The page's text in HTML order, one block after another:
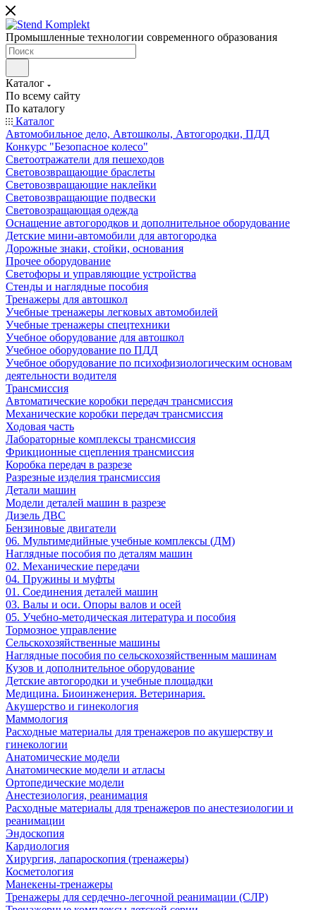
Промышленные технологии современного образования
Каталог
По всему сайту
По каталогу
Каталог
Автомобильное дело, Автошколы, Автогородки, ПДД
Конкурс "Безопасное колесо"
Светоотражатели для пешеходов
Световозвращающие браслеты
Световозвращающие наклейки
Световозвращающие подвески
Световозращающая одежда
Оснащение автогородков и дополнительное оборудование
Детские мини-автомобили для автогородка
Дорожные знаки, стойки, основания
Прочее оборудование
Светофоры и управляющие устройства
Стенды и наглядные пособия
Тренажеры для автошкол
Учебные тренажеры легковых автомобилей
Учебные тренажеры спецтехники
Учебное оборудование для автошкол
Учебное оборудование по ПДД
Учебное оборудование по психофизиологическим основам
деятельности водителя
Трансмиссия
Автоматические коробки передач трансмиссия
Механические коробки передач трансмиссия
Ходовая часть
Лабораторные комплексы трансмиссия
Фрикционные сцепления трансмиссия
Коробка передач в разрезе
Разрезные изделия трансмиссия
Детали машин
Модели деталей машин в разрезе
Дизель ДВС
Бензиновые двигатели
06. Мультимедийные учебные комплексы (ДМ)
Наглядные пособия по деталям машин
02. Механические передачи
04. Пружины и муфты
01. Соединения деталей машин
03. Валы и оси. Опоры валов и осей
05. Учебно-методическая литература и пособия
Тормозное управление
Сельскохозяйственные машины
Наглядные пособия по сельскохозяйственным машинам
Кузов и дополнительное оборудование
Детские автогородки и учебные площадки
Медицина. Биоинженерия. Ветеринария.
Акушерство и гинекология
Маммология
Расходные материалы для тренажеров по акушерству и
гинекологии
Анатомические модели
Анатомические модели и атласы
Ортопедические модели
Анестезиология, реанимация
Расходные материалы для тренажеров по анестезиологии и
реанимации
Эндоскопия
Кардиология
Хирургия, лапароскопия (тренажеры)
Косметология
Манекены-тренажеры
Тренажеры для сердечно-легочной реанимации (СЛР)